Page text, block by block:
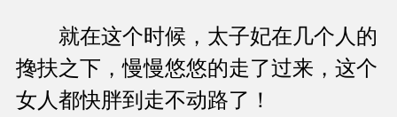
就在这个时候，太子妃在几个人的
搀扶之下，慢慢悠悠的走了过来，这个
女人都快胖到走不动路了！